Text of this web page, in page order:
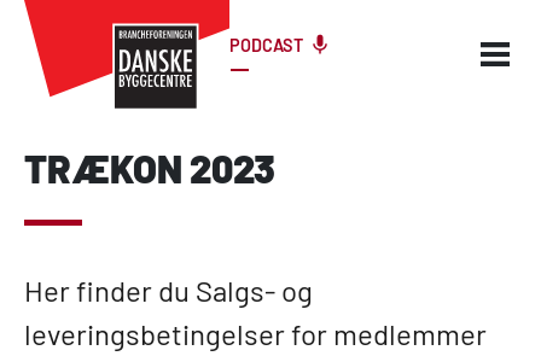
PODCAST
TRÆKON 2023
Her finder du Salgs- og
leveringsbetingelser for medlemmer